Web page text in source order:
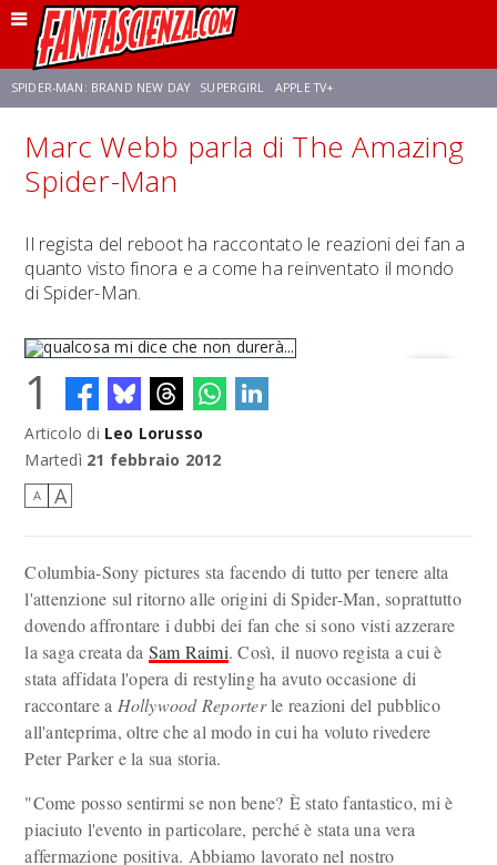
SPIDER-MAN: BRAND NEW DAY SUPERGIRL APPLE TV+
FRANCO RICCIARDIELLO ZENDAYA STAR TREK AVENGERS: DOOMSDAY
Marc Webb parla di The Amazing
Spider-Man
Il regista del reboot ha raccontato le reazioni dei fan a
quanto visto finora e a come ha reinventato il mondo
di Spider-Man.
qualcosa mi dice che non durerà...
1
Articolo di Leo Lorusso
Martedì 21 febbraio 2012
A A
Columbia-Sony pictures sta facendo di tutto per tenere alta
l'attenzione sul ritorno alle origini di Spider-Man, soprattutto
dovendo affrontare i dubbi dei fan che si sono visti azzerare
la saga creata da Sam Raimi. Così, il nuovo regista a cui è
stata affidata l'opera di restyling ha avuto occasione di
raccontare a Hollywood Reporterle reazioni del pubblico
all'anteprima, oltre che al modo in cui ha voluto rivedere
Peter Parker e la sua storia.
"Come posso sentirmi se non bene? È stato fantastico, mi è
piaciuto l'evento in particolare, perché è stata una vera
affermazione positiva. Abbiamo lavorato nel nostro